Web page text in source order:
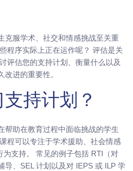
克服学术、社交和情感挑战至关重
程序实际上正在运作呢？ 评估是关
评估您的支持计划、衡量什么以及
进的重要性。
持计划？
帮助在教育过程中面临挑战的学生
程可以专注于学术援助、社会情感
为支持。 常见的例子包括 RTI（对
导、SEL 计划以及对 IEPS 或 ILP 学